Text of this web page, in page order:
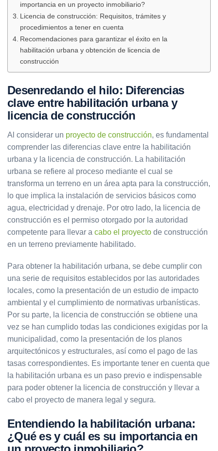
importancia en un proyecto inmobiliario?
Licencia de construcción: Requisitos, trámites y
procedimientos a tener en cuenta
Recomendaciones para garantizar el éxito en la
habilitación urbana y obtención de licencia de
construcción
Desenredando el hilo: Diferencias
clave entre habilitación urbana y
licencia de construcción
Al considerar un proyecto de construcción, es fundamental
comprender las diferencias clave entre la habilitación
urbana y la licencia de construcción. La habilitación
urbana se refiere al proceso mediante el cual se
transforma un terreno en un área apta para la construcción,
lo que implica la instalación de servicios básicos como
agua, electricidad y drenaje. Por otro lado, la licencia de
construcción es el permiso otorgado por la autoridad
competente para llevar a cabo el proyecto de construcción
en un terreno previamente habilitado.
Para obtener la habilitación urbana, se debe cumplir con
una serie de requisitos establecidos por las autoridades
locales, como la presentación de un estudio de impacto
ambiental y el cumplimiento de normativas urbanísticas.
Por su parte, la licencia de construcción se obtiene una
vez se han cumplido todas las condiciones exigidas por la
municipalidad, como la presentación de los planos
arquitectónicos y estructurales, así como el pago de las
tasas correspondientes. Es importante tener en cuenta que
la habilitación urbana es un paso previo e indispensable
para poder obtener la licencia de construcción y llevar a
cabo el proyecto de manera legal y segura.
Entendiendo la habilitación urbana:
¿Qué es y cuál es su importancia en